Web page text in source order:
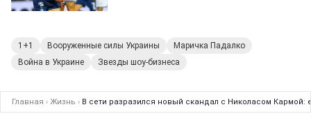
1+1 Вооруженные силы Украины
Маричка Падалко
Война в Украине
Звезды шоу-бизнеса
Главная › Жизнь › В сети разразился новый скандал с Николасом Кармой: